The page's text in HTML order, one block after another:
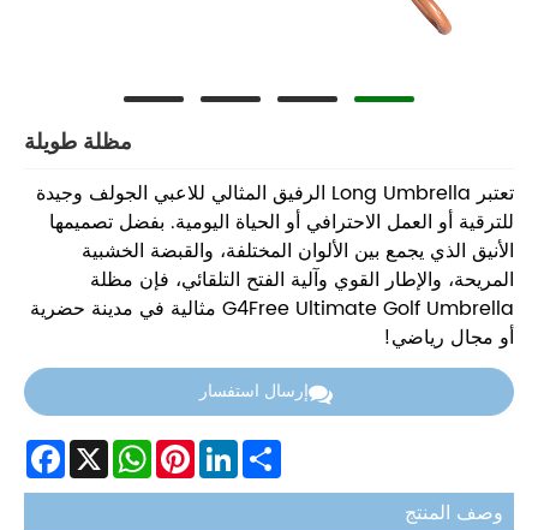
مظلة طويلة
تعتبر Long Umbrella الرفيق المثالي للاعبي الجولف وجيدة
للترقية أو العمل الاحترافي أو الحياة اليومية. بفضل تصميمها
الأنيق الذي يجمع بين الألوان المختلفة، والقبضة الخشبية
المريحة، والإطار القوي وآلية الفتح التلقائي، فإن مظلة
G4Free Ultimate Golf Umbrella مثالية في مدينة حضرية
أو مجال رياضي!
إرسال استفسار
X
WhatsAppPinterestLinkedIn Share
وصف المنتج